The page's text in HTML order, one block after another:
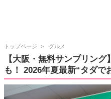
トップページ
テ
レ
公
式
グルメ
【大阪・無料サンプリン
も！ 2026年夏最新“タダで